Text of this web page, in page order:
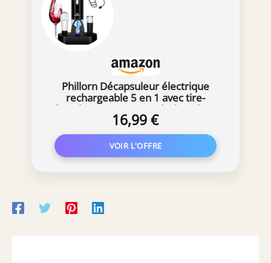
Phillorn Décapsuleur électrique
rechargeable 5 en 1 avec tire-
bouchon, coupe-capsule, bouchon
sous vide, bec verseur et base de
rangement
16,99 €